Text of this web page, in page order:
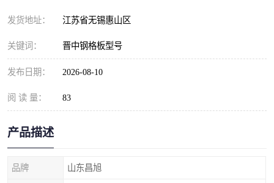
发货地址： 江苏省无锡惠山区
关键词： 晋中钢格板型号
发布日期： 2026-08-10
阅 读 量： 83
产品描述
品牌 山东昌旭